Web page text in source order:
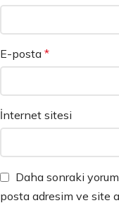
E-posta *
İnternet sitesi
Daha sonraki
posta adresim ve site